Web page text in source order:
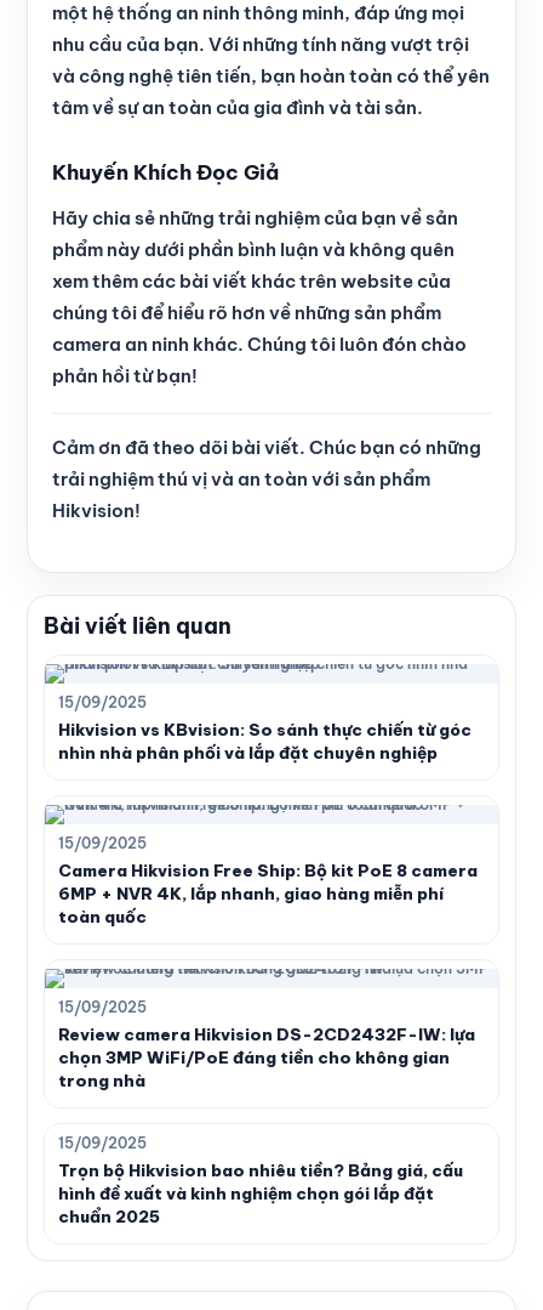
một hệ thống an ninh thông minh, đáp ứng mọi
nhu cầu của bạn. Với những tính năng vượt trội
và công nghệ tiên tiến, bạn hoàn toàn có thể yên
tâm về sự an toàn của gia đình và tài sản.
Khuyến Khích Đọc Giả
Hãy chia sẻ những trải nghiệm của bạn về sản
phẩm này dưới phần bình luận và không quên
xem thêm các bài viết khác trên website của
chúng tôi để hiểu rõ hơn về những sản phẩm
camera an ninh khác. Chúng tôi luôn đón chào
phản hồi từ bạn!
Cảm ơn đã theo dõi bài viết. Chúc bạn có những
trải nghiệm thú vị và an toàn với sản phẩm
Hikvision!
Bài viết liên quan
15/09/2025
Hikvision vs KBvision: So sánh thực chiến từ góc
nhìn nhà phân phối và lắp đặt chuyên nghiệp
15/09/2025
Camera Hikvision Free Ship: Bộ kit PoE 8 camera
6MP + NVR 4K, lắp nhanh, giao hàng miễn phí
toàn quốc
15/09/2025
Review camera Hikvision DS-2CD2432F-IW: lựa
chọn 3MP WiFi/PoE đáng tiền cho không gian
trong nhà
15/09/2025
Trọn bộ Hikvision bao nhiêu tiền? Bảng giá, cấu
hình đề xuất và kinh nghiệm chọn gói lắp đặt
chuẩn 2025